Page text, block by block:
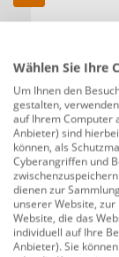
transparent,
34,99 €
cm
Wählen Sie Ihre
Um Ihnen den
gestalten,
auf Ihrem Computer
Anbieter) sind
können, als
Cyberangriffen und
dienen zur
unserer Website,
Website, die das
individuell auf Ihre
Anbieter). Sie